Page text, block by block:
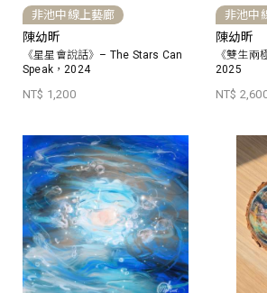
非池中線上藝廊
陳幼昕
《星星會說話》– The Stars Can
Speak，2024
NT$ 1,200
非池中
陳幼昕
《雙生兩
2025
NT$